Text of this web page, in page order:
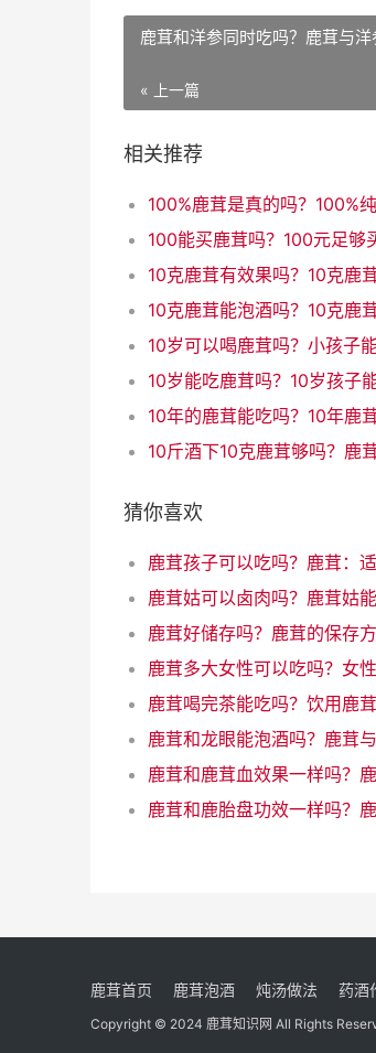
鹿茸和洋参同时吃吗？鹿茸与
« 上一篇
相关推荐
100能买鹿茸吗？100元足够
10克鹿茸有效果吗？10克鹿
10克鹿茸能泡酒吗？10克鹿
10岁可以喝鹿茸吗？小孩子
10年的鹿茸能吃吗？10年鹿
猜你喜欢
鹿茸孩子可以吃吗？鹿茸：
鹿茸姑可以卤肉吗？鹿茸姑
鹿茸好储存吗？鹿茸的保存
鹿茸喝完茶能吃吗？饮用鹿
鹿茸首页 鹿茸泡酒 炖汤做法 药酒
Copyright © 2024 鹿茸知识网 All Rights